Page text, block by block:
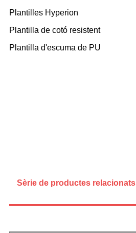
Plantilles Hyperion
Plantilla de cotó resistent
Plantilla d'escuma de PU
Sèrie de productes relacionats